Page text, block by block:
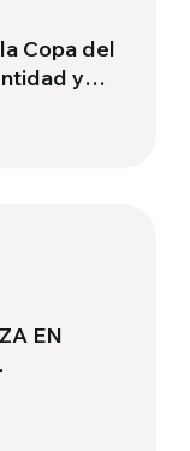
Copa del
y
EN